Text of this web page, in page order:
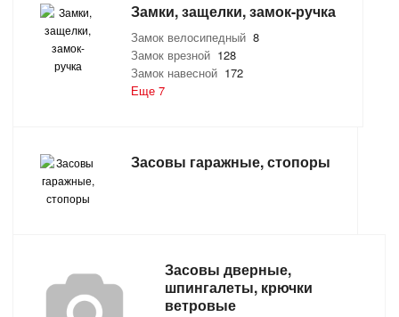
СКЛАДСКОЕ ОБОРУДОВАНИЕ
СНЕГОУБОРОЧНЫЙ ИНВЕНТАРЬ
СТРОИТЕЛЬНЫЕ И ОТДЕЛОЧНЫЕ МАТЕРИАЛЫ
ТОВАРЫ ДЛЯ АВТО
ТОВАРЫ ДЛЯ ЖИВОТНЫХ
Замки, защелки, замок-ручка
Замок велосипедный 8
Замок врезной 128
Замок навесной 172
Еще 7
Засовы гаражные, стопоры
Засовы дверные,
шпингалеты, крючки
ветровые